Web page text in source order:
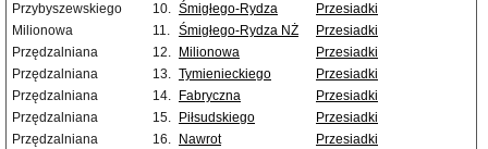
Przybyszewskiego
10. Śmigłego-Rydza
Przesiadki
Milionowa
11. Śmigłego-Rydza NŻ
Przesiadki
Przędzalniana
12. Milionowa
Przesiadki
Przędzalniana
13. Tymienieckiego
Przesiadki
Przędzalniana
14. Fabryczna
Przesiadki
Przędzalniana
15. Piłsudskiego
Przesiadki
Przędzalniana
16. Nawrot
Przesiadki